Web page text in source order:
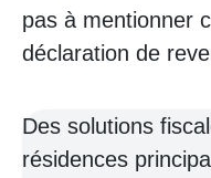
pas à mentionner
déclaration de
Des solutions
résidences